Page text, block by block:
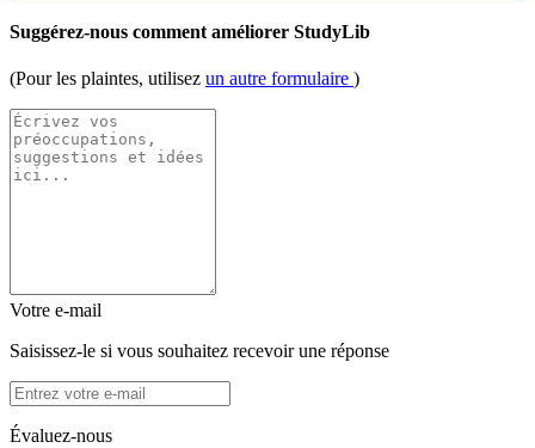
Suggérez-nous comment améliorer StudyLib
(Pour les plaintes, utilisez un autre formulaire )
Votre e-mail
Saisissez-le si vous souhaitez recevoir une réponse
Évaluez-nous